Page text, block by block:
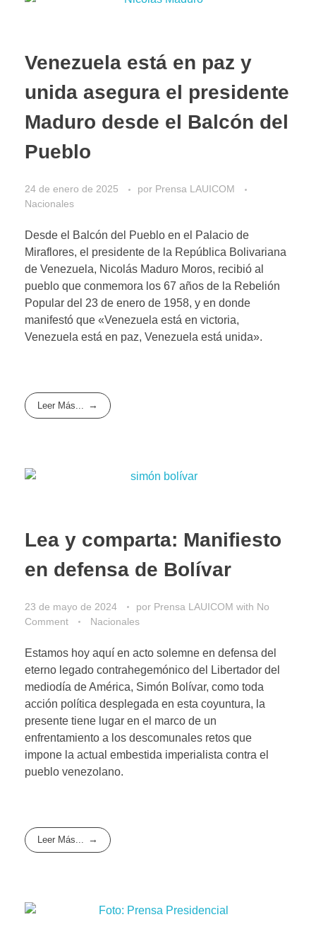
Venezuela está en paz y
unida asegura el presidente
Maduro desde el Balcón del
Pueblo
24 de enero de 2025 por Prensa LAUICOM
Nacionales
Desde el Balcón del Pueblo en el Palacio de
Miraflores, el presidente de la República Bolivariana
de Venezuela, Nicolás Maduro Moros, recibió al
pueblo que conmemora los 67 años de la Rebelión
Popular del 23 de enero de 1958, y en donde
manifestó que «Venezuela está en victoria,
Venezuela está en paz, Venezuela está unida».
Leer Más...
Lea y comparta: Manifiesto
en defensa de Bolívar
23 de mayo de 2024 por Prensa LAUICOM with No
Comment
Nacionales
Estamos hoy aquí en acto solemne en defensa del
eterno legado contrahegemónico del Libertador del
mediodía de América, Simón Bolívar, como toda
acción política desplegada en esta coyuntura, la
presente tiene lugar en el marco de un
enfrentamiento a los descomunales retos que
impone la actual embestida imperialista contra el
pueblo venezolano.
Leer Más...